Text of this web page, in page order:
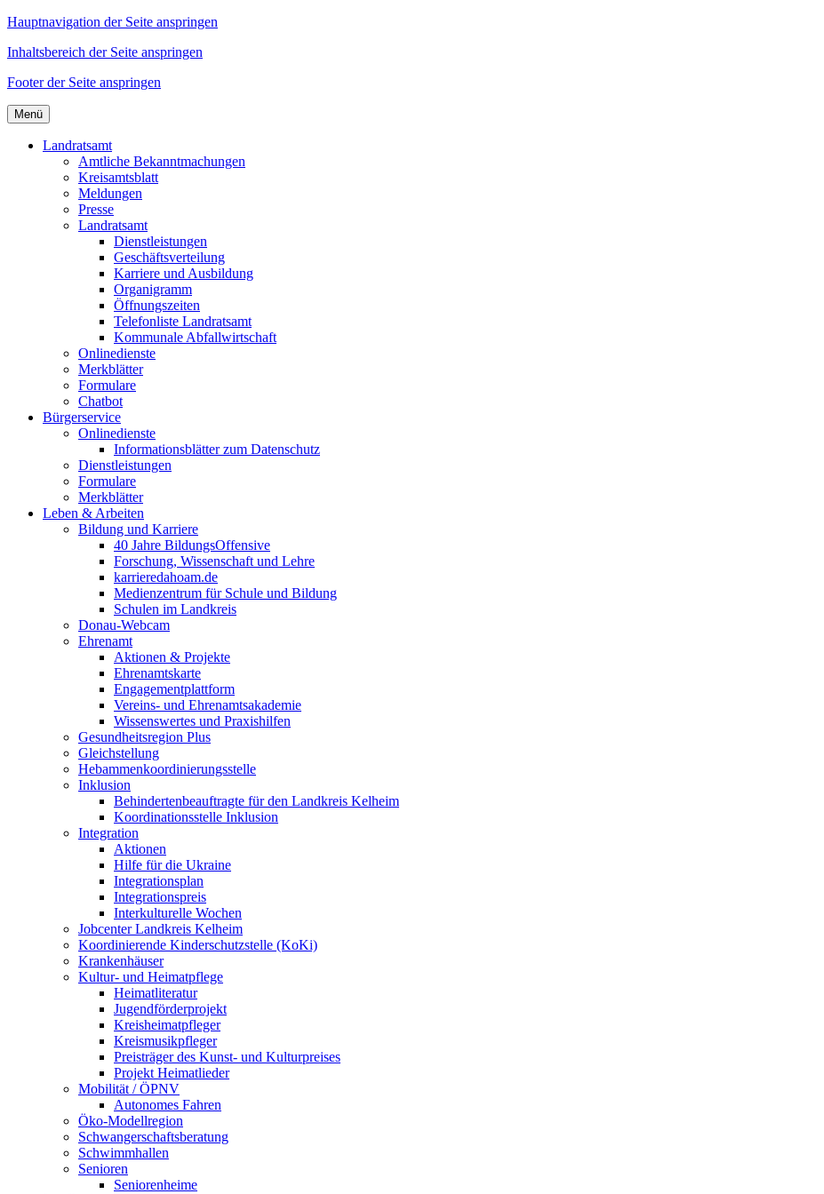
Hauptnavigation der Seite anspringen
Inhaltsbereich der Seite anspringen
Footer der Seite anspringen
Menü
Landratsamt
Amtliche Bekanntmachungen
Kreisamtsblatt
Meldungen
Presse
Landratsamt
Dienstleistungen
Geschäftsverteilung
Karriere und Ausbildung
Organigramm
Öffnungszeiten
Telefonliste Landratsamt
Kommunale Abfallwirtschaft
Onlinedienste
Merkblätter
Formulare
Chatbot
Bürgerservice
Onlinedienste
Informationsblätter zum Datenschutz
Dienstleistungen
Formulare
Merkblätter
Leben & Arbeiten
Bildung und Karriere
40 Jahre BildungsOffensive
Forschung, Wissenschaft und Lehre
karrieredahoam.de
Medienzentrum für Schule und Bildung
Schulen im Landkreis
Donau-Webcam
Ehrenamt
Aktionen & Projekte
Ehrenamtskarte
Engagementplattform
Vereins- und Ehrenamtsakademie
Wissenswertes und Praxishilfen
Gesundheitsregion Plus
Gleichstellung
Hebammenkoordinierungsstelle
Inklusion
Behindertenbeauftragte für den Landkreis Kelheim
Koordinationsstelle Inklusion
Integration
Aktionen
Hilfe für die Ukraine
Integrationsplan
Integrationspreis
Interkulturelle Wochen
Jobcenter Landkreis Kelheim
Koordinierende Kinderschutzstelle (KoKi)
Krankenhäuser
Kultur- und Heimatpflege
Heimatliteratur
Jugendförderprojekt
Kreisheimatpfleger
Kreismusikpfleger
Preisträger des Kunst- und Kulturpreises
Projekt Heimatlieder
Mobilität / ÖPNV
Autonomes Fahren
Öko-Modellregion
Schwangerschaftsberatung
Schwimmhallen
Senioren
Seniorenheime